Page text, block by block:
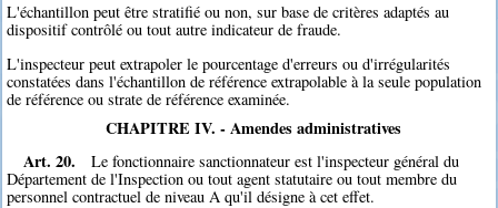
L'échantillon peut être stratifié ou non, sur base de critères adaptés au
dispositif contrôlé ou tout autre indicateur de fraude.
L'inspecteur peut extrapoler le pourcentage d'erreurs ou d'irrégularités
constatées dans l'échantillon de référence extrapolable à la seule population
de référence ou strate de référence examinée.
CHAPITRE IV. - Amendes administratives
Art. 20.
Le fonctionnaire sanctionnateur est l'inspecteur général du
Département de l'Inspection ou tout agent statutaire ou tout membre du
personnel contractuel de niveau A qu'il désigne à cet effet.